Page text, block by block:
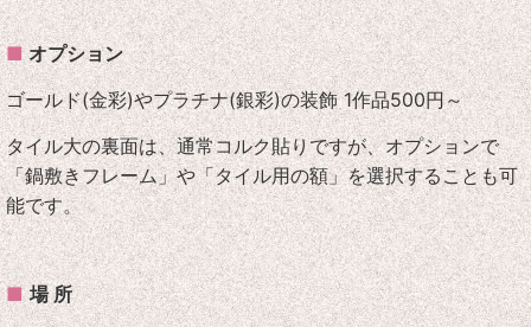
■ オプション
ゴールド(金彩)やプラチナ(銀彩)の装飾 1作品500円～
タイル大の裏面は、通常コルク貼りですが、オプションで
「鍋敷きフレーム」や「タイル用の額」を選択することも可
能です。
■ 場 所